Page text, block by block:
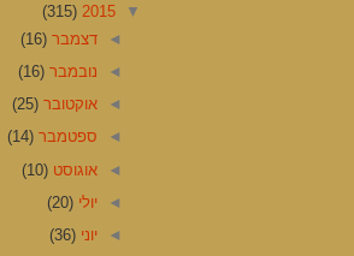
▼
2015
(315)
◄דצמבר(16)
◄ נובמבר(16)
◄אוקטובר(25)
◄ ספטמבר(14)
◄אוגוסט(10)
◄יולי(20)
◄יוני(36)